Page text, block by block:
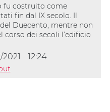
fu costruito come
fin dal IX secolo. Il
Duecento, mentre non
corso dei secoli l’edificio
- 12:24